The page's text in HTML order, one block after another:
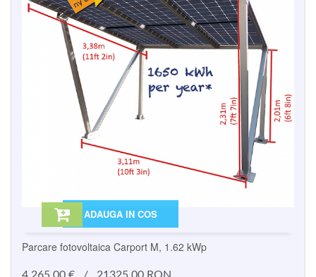
ADAUGA IN COS
Parcare fotovoltaica Carport M, 1.62 kWp
4.265,00 € / 21325.00 RON